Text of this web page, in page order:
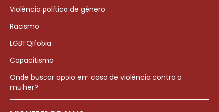
Violência política de gênero
Racismo
LGBTQIfobia
Capacitismo
Onde buscar apoio em caso de violência contra a
mulher?